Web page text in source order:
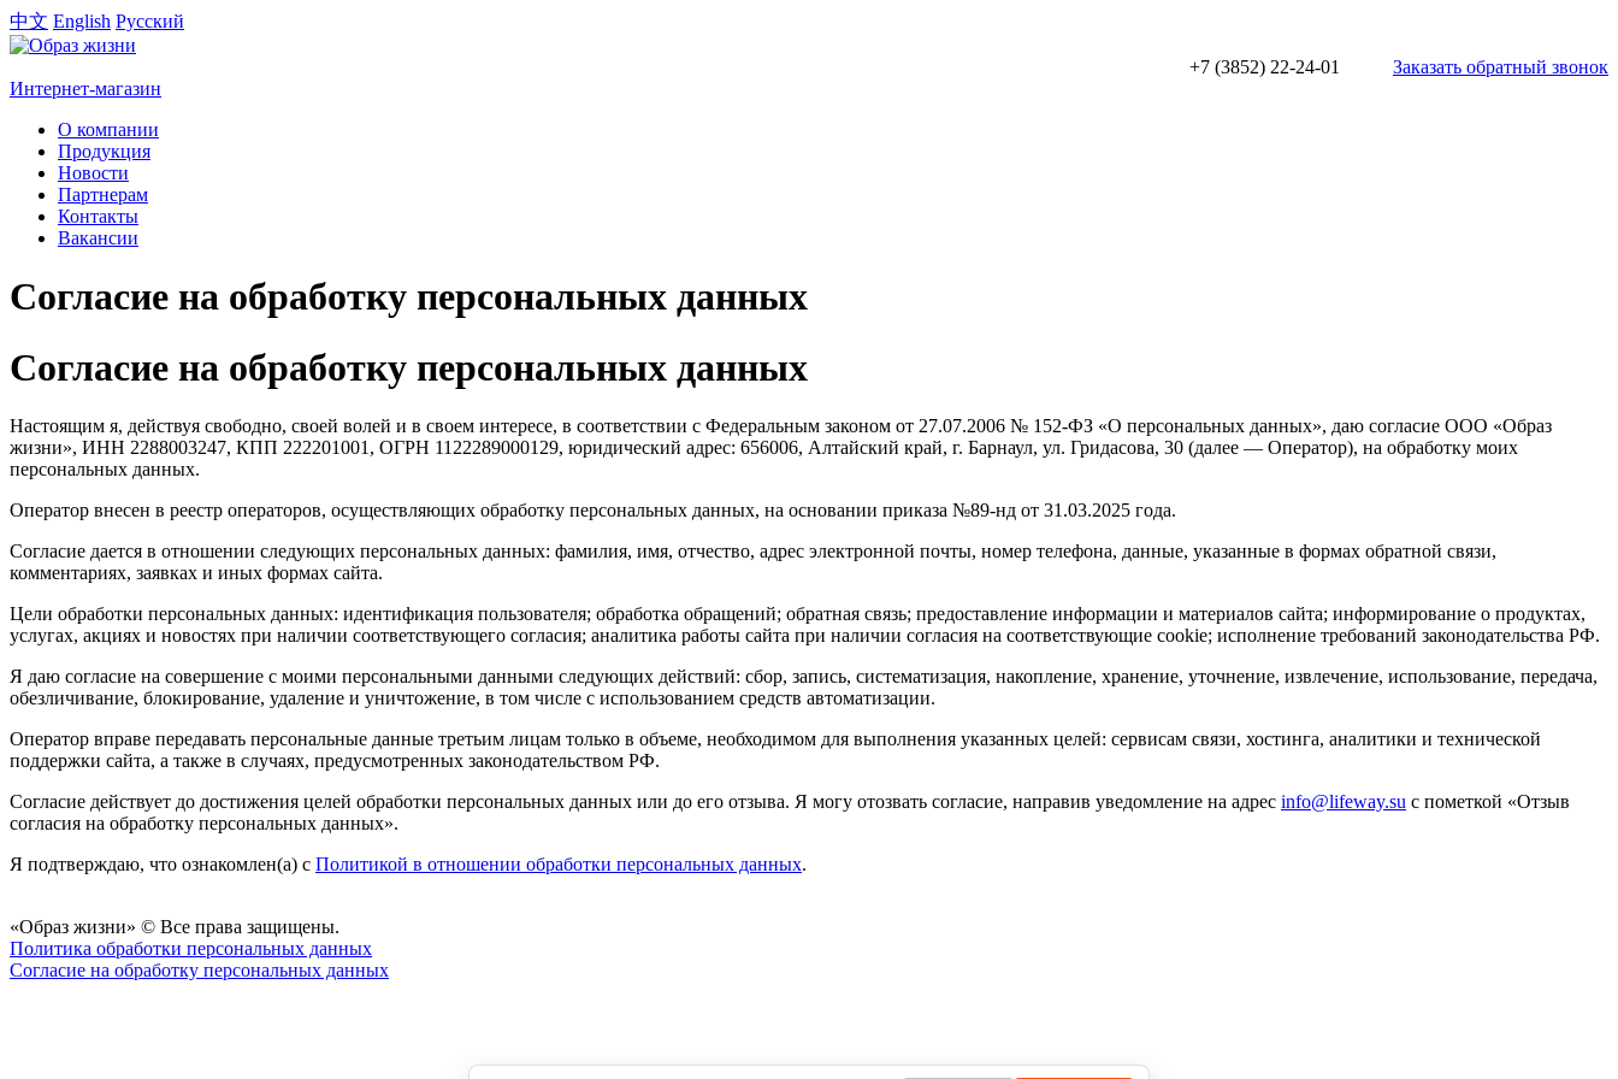
中文 English Русский
+7 (3852) 22-24-01
Заказать обратный звонок
Интернет-магазин
О компании
Продукция
Новости
Партнерам
Контакты
Вакансии
Согласие на обработку персональных данных
Согласие на обработку персональных данных
Настоящим я, действуя свободно, своей волей и в своем интересе, в соответствии с Федеральным законом от 27.07.2006 № 152-ФЗ «О персональных данных», даю согласие ООО «Образ
жизни», ИНН 2288003247, КПП 222201001, ОГРН 1122289000129, юридический адрес: 656006, Алтайский край, г. Барнаул, ул. Гридасова, 30 (далее — Оператор), на обработку моих
персональных данных.
Оператор внесен в реестр операторов, осуществляющих обработку персональных данных, на основании приказа №89-нд от 31.03.2025 года.
Согласие дается в отношении следующих персональных данных: фамилия, имя, отчество, адрес электронной почты, номер телефона, данные, указанные в формах обратной связи,
комментариях, заявках и иных формах сайта.
Цели обработки персональных данных: идентификация пользователя; обработка обращений; обратная связь; предоставление информации и материалов сайта; информирование о продуктах,
услугах, акциях и новостях при наличии соответствующего согласия; аналитика работы сайта при наличии согласия на соответствующие cookie; исполнение требований законодательства РФ.
Я даю согласие на совершение с моими персональными данными следующих действий: сбор, запись, систематизация, накопление, хранение, уточнение, извлечение, использование, передача,
обезличивание, блокирование, удаление и уничтожение, в том числе с использованием средств автоматизации.
Оператор вправе передавать персональные данные третьим лицам только в объеме, необходимом для выполнения указанных целей: сервисам связи, хостинга, аналитики и технической
поддержки сайта, а также в случаях, предусмотренных законодательством РФ.
Согласие действует до достижения целей обработки персональных данных или до его отзыва. Я могу отозвать согласие, направив уведомление на адрес info@lifeway.su с пометкой «Отзыв
согласия на обработку персональных данных».
Я подтверждаю, что ознакомлен(а) с Политикой в отношении обработки персональных данных.
«Образ жизни» © Все права защищены.
Политика обработки персональных данных
Согласие на обработку персональных данных